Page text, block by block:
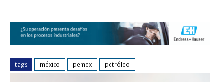
tags méxico pemex petróleo